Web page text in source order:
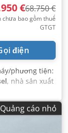
€68.750 €
chưa bao gồm thuế
GTGT
điện
phương tiện:
, nhà sản xuất
Quảng cáo nhỏ